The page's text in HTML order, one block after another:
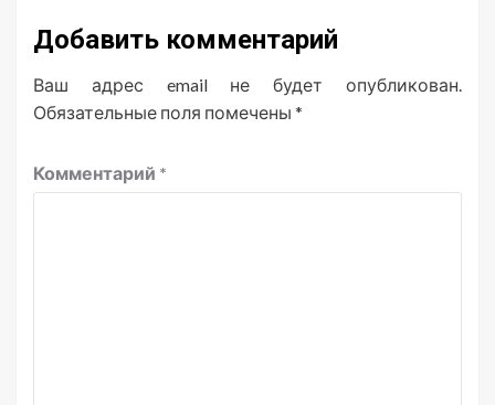
Добавить комментарий
Ваш адрес email не будет опубликован.
Обязательные поля помечены *
Комментарий *